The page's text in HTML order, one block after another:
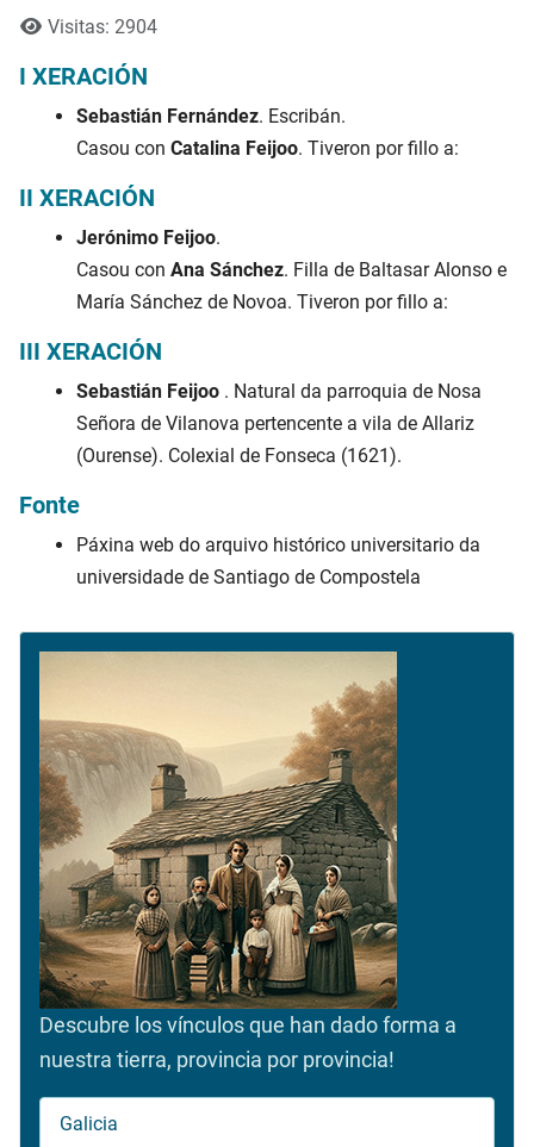
Visitas: 2904
I XERACIÓN
Sebastián Fernández. Escribán.
Casou con Catalina Feijoo. Tiveron por fillo a:
II XERACIÓN
Jerónimo Feijoo.
Casou con Ana Sánchez. Filla de Baltasar Alonso e
María Sánchez de Novoa. Tiveron por fillo a:
III XERACIÓN
Sebastián Feijoo . Natural da parroquia de Nosa
Señora de Vilanova pertencente a vila de Allariz
(Ourense). Colexial de Fonseca (1621).
Fonte
Páxina web do arquivo histórico universitario da
universidade de Santiago de Compostela
Descubre los vínculos que han dado forma a
nuestra tierra, provincia por provincia!
Galicia